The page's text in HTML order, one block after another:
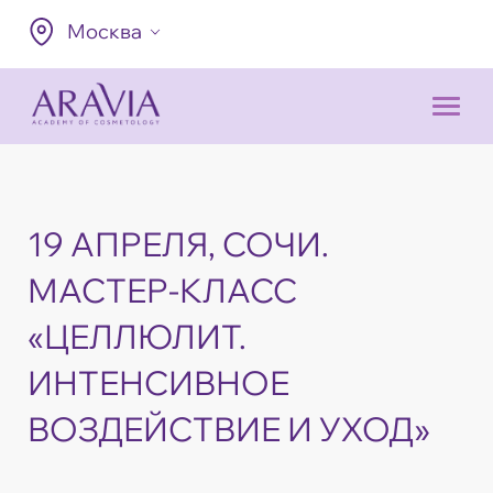
Москва
19 АПРЕЛЯ, СОЧИ.
МАСТЕР-КЛАСС
«ЦЕЛЛЮЛИТ.
ИНТЕНСИВНОЕ
ВОЗДЕЙСТВИЕ И УХОД»